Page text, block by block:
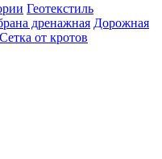
Геотекстиль
дренажная Дорожная
Сетка от кротов